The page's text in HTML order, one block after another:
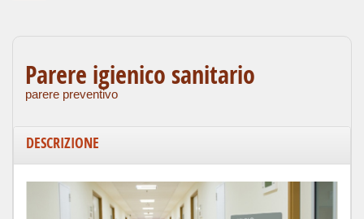
Parere igienico sanitario
parere preventivo
DESCRIZIONE